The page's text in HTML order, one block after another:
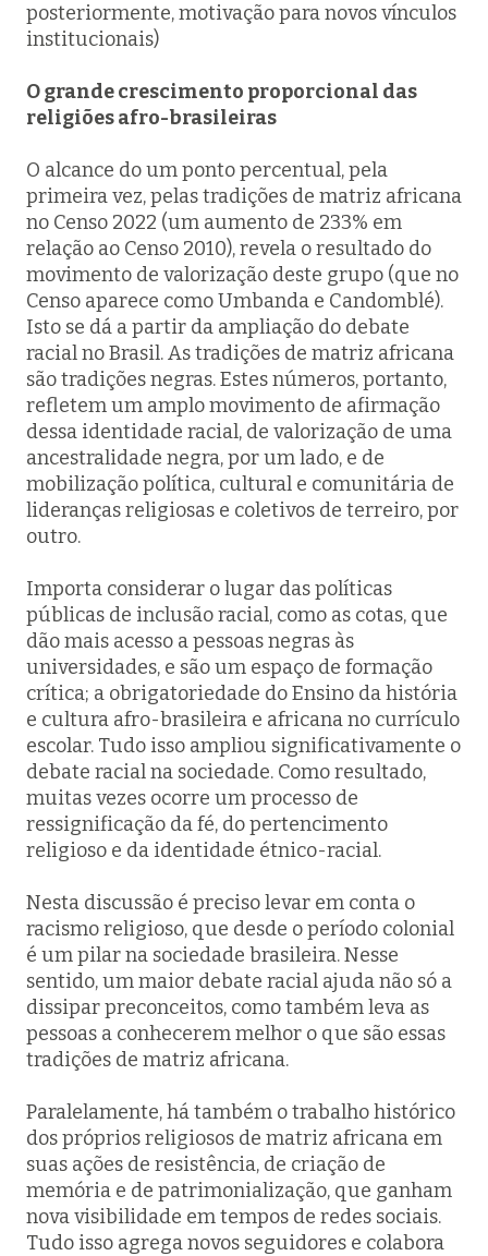
posteriormente, motivação para novos vínculos
institucionais)
O grande crescimento proporcional das
religiões afro-brasileiras
O alcance do um ponto percentual, pela
primeira vez, pelas tradições de matriz africana
no Censo 2022 (um aumento de 233% em
relação ao Censo 2010), revela o resultado do
movimento de valorização deste grupo (que no
Censo aparece como Umbanda e Candomblé).
Isto se dá a partir da ampliação do debate
racial no Brasil. As tradições de matriz africana
são tradições negras. Estes números, portanto,
refletem um amplo movimento de afirmação
dessa identidade racial, de valorização de uma
ancestralidade negra, por um lado, e de
mobilização política, cultural e comunitária de
lideranças religiosas e coletivos de terreiro, por
outro.
Importa considerar o lugar das políticas
públicas de inclusão racial, como as cotas, que
dão mais acesso a pessoas negras às
universidades, e são um espaço de formação
crítica; a obrigatoriedade do Ensino da história
e cultura afro-brasileira e africana no currículo
escolar. Tudo isso ampliou significativamente o
debate racial na sociedade. Como resultado,
muitas vezes ocorre um processo de
ressignificação da fé, do pertencimento
religioso e da identidade étnico-racial.
Nesta discussão é preciso levar em conta o
racismo religioso, que desde o período colonial
é um pilar na sociedade brasileira. Nesse
sentido, um maior debate racial ajuda não só a
dissipar preconceitos, como também leva as
pessoas a conhecerem melhor o que são essas
tradições de matriz africana.
Paralelamente, há também o trabalho histórico
dos próprios religiosos de matriz africana em
suas ações de resistência, de criação de
memória e de patrimonialização, que ganham
nova visibilidade em tempos de redes sociais.
Tudo isso agrega novos seguidores e colabora